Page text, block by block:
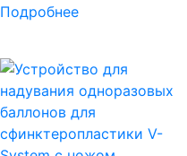
Подробнее